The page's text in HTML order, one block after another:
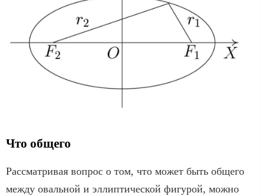
Что общего
Рассматривая вопрос о том, что может быть общего
между овальной и эллиптической фигурой, можно